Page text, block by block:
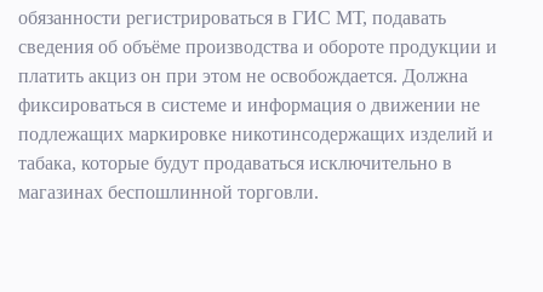
обязанности регистрироваться в ГИС МТ, подавать
сведения об объёме производства и обороте продукции и
платить акциз он при этом не освобождается. Должна
фиксироваться в системе и информация о движении не
подлежащих маркировке никотинсодержащих изделий и
табака, которые будут продаваться исключительно в
магазинах беспошлинной торговли.